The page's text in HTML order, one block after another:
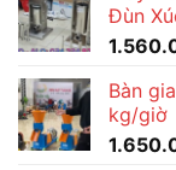
Đùn
Bàn
kg/giờ